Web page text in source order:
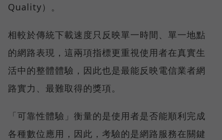
Quality）。
相較於傳統下載速度只反映單一時間、單一地點
的網路表現，這兩項指標更重視使用者在真實生
活中的整體體驗，因此也是最能反映電信業者網
路實力、最難取得的獎項。
「可靠性體驗」衡量的是使用者是否能順利完成
各種數位應用，因此，考驗的是網路服務在關鍵